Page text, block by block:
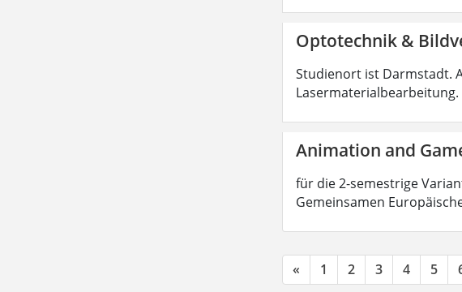
Optotechnik &
Studienort ist Darmstadt.
Animation and
für die 2-semestrige
Gemeinsamen
« 1 2 3 4 5